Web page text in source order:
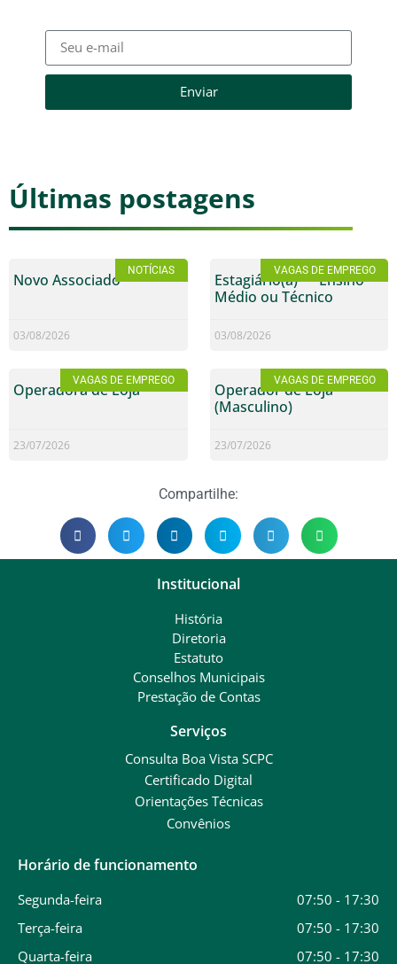
Enviar
Últimas postagens
NOTÍCIAS
Novo Associado
03/08/2026
VAGAS DE EMPREGO
Estagiário(a) — Ensino
Médio ou Técnico
03/08/2026
VAGAS DE EMPREGO
Operadora de Loja
23/07/2026
VAGAS DE EMPREGO
Operador de Loja
(Masculino)
23/07/2026
Compartilhe:
Institucional
História
Diretoria
Estatuto
Conselhos Municipais
Prestação de Contas
Serviços
Consulta Boa Vista SCPC
Certificado Digital
Orientações Técnicas
Convênios
Horário de funcionamento
Segunda-feira
07:50 - 17:30
Terça-feira
07:50 - 17:30
Quarta-feira
07:50 - 17:30